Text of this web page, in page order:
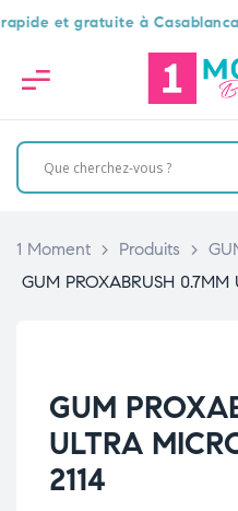
et gratuite à Casablanca 🕒🚚
1 Moment > Produits >
GUM PROXABRUSH 0.7MM
GUM
ULTRA
2114